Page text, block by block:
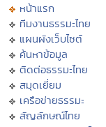
หน้าแรก
ทีมงานธรรมะไทย
แผนผังเว็บไซต์
ค้นหาข้อมูล
ติดต่อธรรมะไทย
สมุดเยี่ยม
เครือข่ายธรรมะ
สัญลักษณ์ไทย